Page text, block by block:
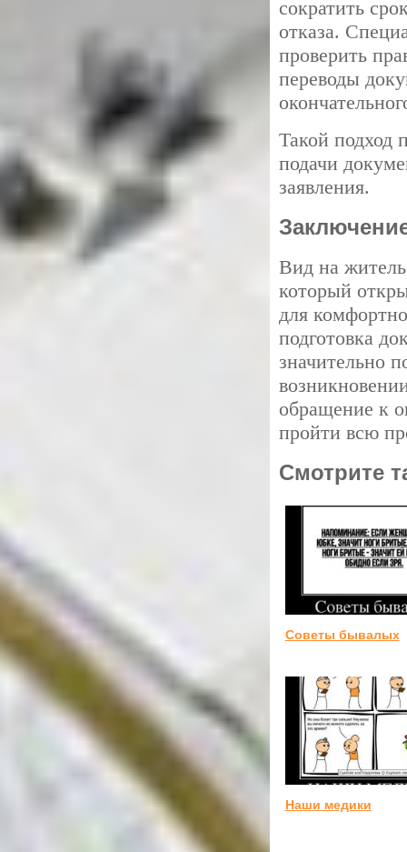
сократить
отказа.
проверить
переводы
Такой подход
подачи
заявления.
Вид на
который
для
подготовка
значительно
обращение к
пройти всю
Смотрите
Советы бывалых
Наши медики